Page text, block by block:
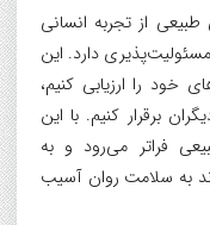
از تجربه انسانی
دارد. این
خود را ارزیابی کنیم،
برقرار کنیم. با این
فراتر می‌رود و به
به سلامت روان آسیب